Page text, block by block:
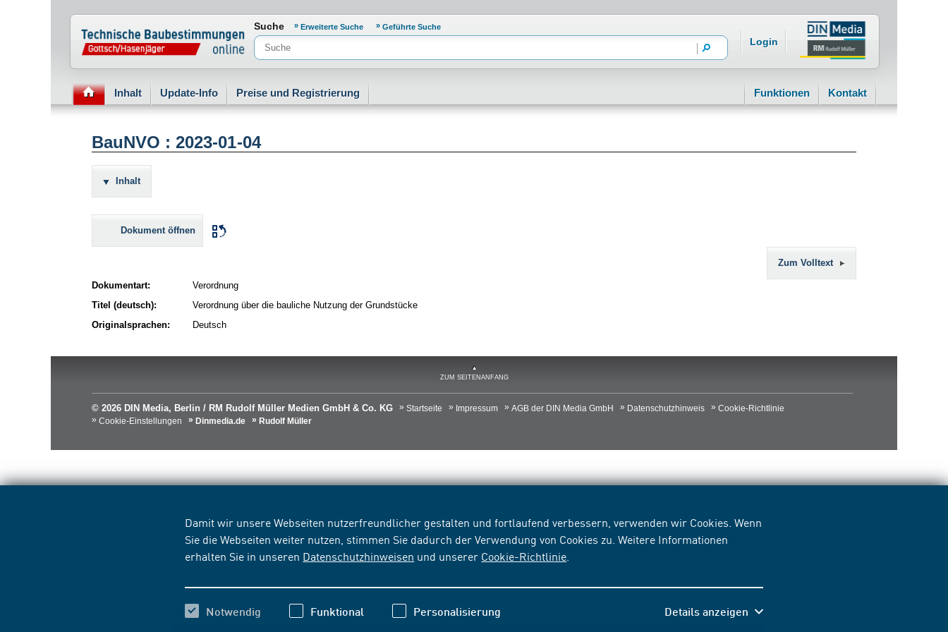
Damit wir unsere Webseiten nutzerfreundlicher gestalten und fortlaufend verbessern, verwenden wir Cookies. Wenn
Sie die Webseiten weiter nutzen, stimmen Sie dadurch der Verwendung von Cookies zu. Weitere Informationen
erhalten Sie in unseren Datenschutzhinweisen und unserer Cookie-Richtlinie
Notwendig Funktional Personalisierung Details anzeigen
Normenportal Barrierefreiheit
Suche Erweiterte Suche Geführte Suche
Login
Inhalt Update-Info Preise und Registrierung Funktionen Kontakt
BauNVO : 2023-01-04
Inhalt
Dokument öffnen
Zum Volltext
Dokumentart:
Verordnung
Titel (deutsch):
Verordnung über die bauliche Nutzung der Grundstücke
Originalsprachen:
Deutsch
ZUM SEITENANFANG
© 2026 DIN Media, Berlin / RM Rudolf Müller Medien GmbH & Co. KG Startseite Impressum AGB der DIN Media GmbH Datenschutzhinweis
Cookie-Richtlinie
Cookie-Einstellungen
Dinmedia.de Rudolf Müller